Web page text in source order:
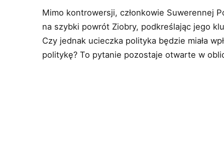
Mimo kontrowersji, członkowie Suwerennej
na szybki powrót Ziobry, podkreślając jego
Czy jednak ucieczka polityka będzie miała
politykę? To pytanie pozostaje otwarte w